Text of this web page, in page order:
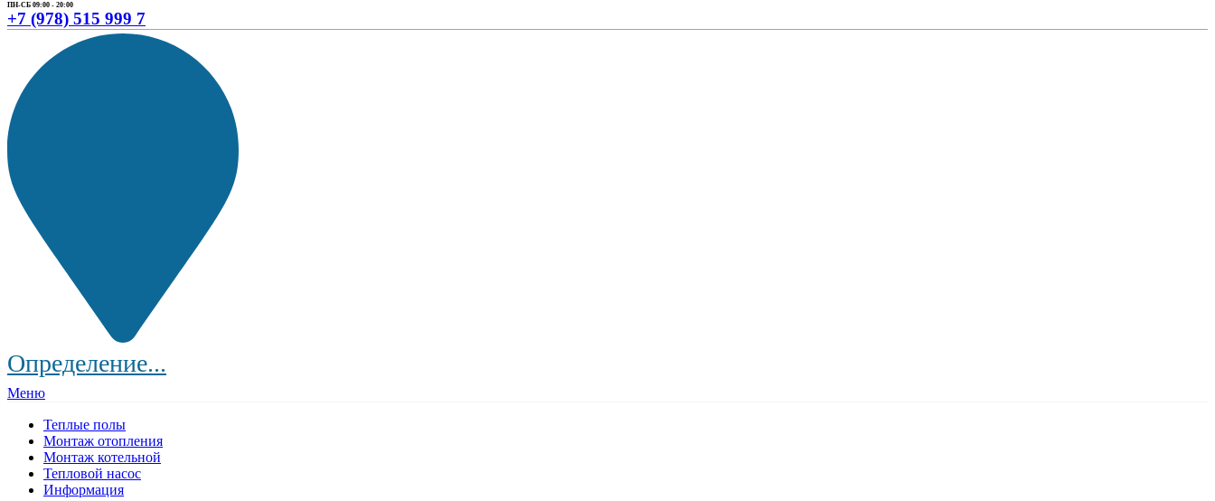
ПН-СБ 09:00 - 20:00
+7 (978) 515 999 7
Определение...
Меню
Теплые полы
Монтаж отопления
Монтаж котельной
Тепловой насос
Информация